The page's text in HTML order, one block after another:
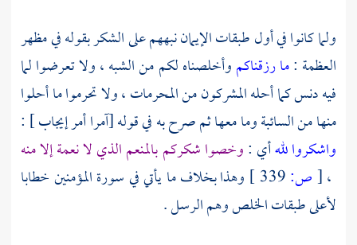
ولما كانوا في أول طبقات الإيمان نبههم على الشكر بقوله في مظهر
العظمة :ما رزقناكموأخلصناه لكم من الشبه ، ولا تعرضوا لما
فيه دنس كما أحله المشركون من المحرمات ، ولا تحرموا ما أحلوا
منها من السائبة وما معها ثم صرح به في قوله [آمرا أمر إيجاب ] :
واشكروا للهأي :وخصوا شكركم بالمنعم الذي لا نعمة إلا منه
،[ص:
وهذا بخلاف ما يأتي في سورة المؤمنين خطابا
لأعلى طبقات الخلص وهم الرسل .